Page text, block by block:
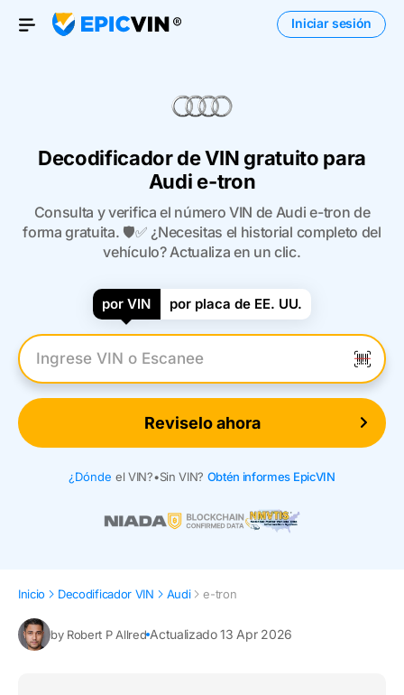
Open Menu
Iniciar sesión
Decodificador de VIN gratuito para
Audi e-tron
Consulta y verifica el número VIN de Audi e-tron de
forma gratuita. 🛡️✅ ¿Necesitas el historial completo del
vehículo? Actualiza en un clic.
por VIN por placa de EE. UU.
Introduzca el VIN
Reviselo ahora
¿Dónde el VIN?•Sin VIN? Obtén informes EpicVIN
Inicio Decodificador VIN Audi e-tron
by Robert P Allred Actualizado 13 Apr 2026